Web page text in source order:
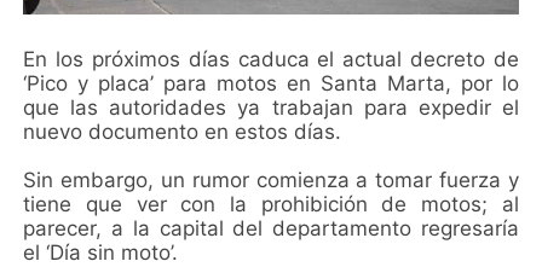
En los próximos días caduca el actual decreto de
‘Pico y placa’ para motos en Santa Marta, por lo
que las autoridades ya trabajan para expedir el
nuevo documento en estos días.
Sin embargo, un rumor comienza a tomar fuerza y
tiene que ver con la prohibición de motos; al
parecer, a la capital del departamento regresaría
el ‘Día sin moto’.